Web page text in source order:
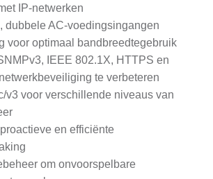
IP-netwerken
dubbele AC-voedingsingangen
voor optimaal bandbreedtegebruik
IEEE 802.1X, HTTPS en
te verbeteren
v3 voor verschillende niveaus van
en efficiënte
om onvoorspelbare